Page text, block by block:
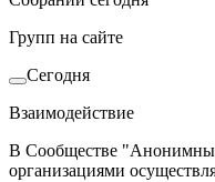
Групп на сайте
Сегодня
Взаимодействие
В Сообществе
организациями